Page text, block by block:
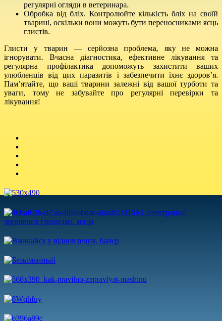
регулярні огляди в ветеринара.
Обробка від бліх. Контролюйте кількість бліх на своїй
тварині, оскільки вони можуть бути переносниками яєць
глистів.
Глисти у тварин — серйозна проблема, яку не можна
ігнорувати. Вчасна діагностика, ефективне лікування та
регулярна профілактика допоможуть захистити ваших
улюбленців від цих паразитів і забезпечити їхнє здоров’я.
Пам’ятайте, що ваші тварини залежні від вашої турботи та
уваги, тому не забувайте про регулярні перевірки та
лікування!